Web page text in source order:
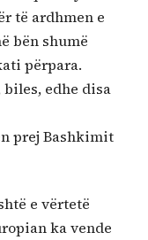
të ardhmen e
bën shumë
përpara.
biles, edhe disa
prej Bashkimit
e vërtetë
ka vende